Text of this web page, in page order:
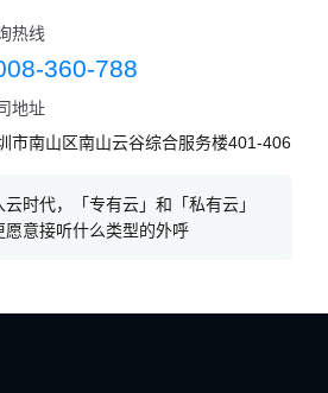
热线
360-788
地址
市南山区南山云谷综合服务楼401-406
时代，「专有云」和「私有云」
愿意接听什么类型的外呼